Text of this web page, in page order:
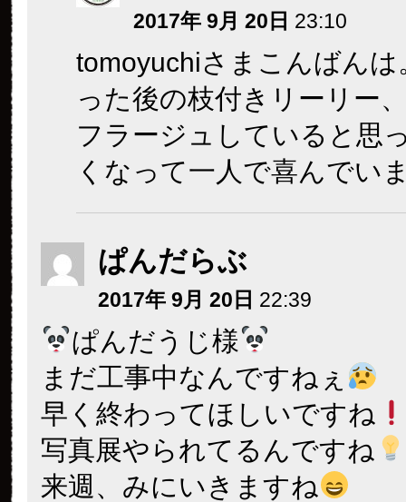
2017年 9月 20日 23:10
tomoyuchiさまこんばんは
った後の枝付きリーリー
フラージュしていると思
くなって一人で喜んでい
ぱんだらぶ
2017年 9月 20日 22:39
ぱんだうじ様
まだ工事中なんですねぇ
早く終わってほしいですね
写真展やられてるんですね
来週、みにいきますね